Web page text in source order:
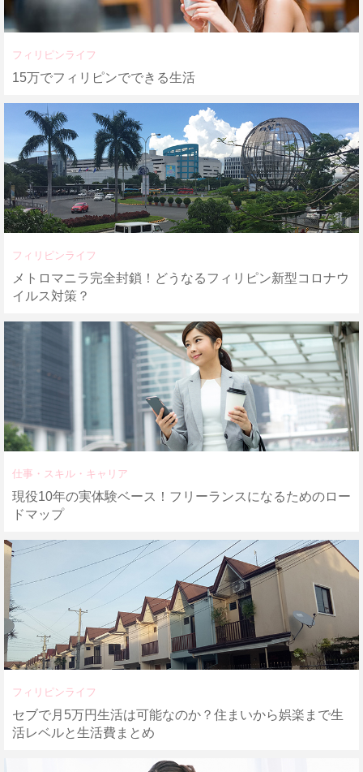
フィリピンライフ
15万でフィリピンでできる生活
フィリピンライフ
メトロマニラ完全封鎖！どうなるフィリピン新型コロナウ
イルス対策？
仕事・スキル・キャリア
現役10年の実体験ベース！フリーランスになるためのロー
ドマップ
フィリピンライフ
セブで月5万円生活は可能なのか？住まいから娯楽まで生
活レベルと生活費まとめ